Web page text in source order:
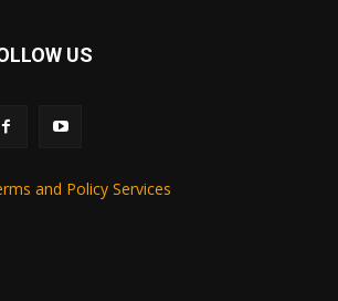
US
and Policy Services